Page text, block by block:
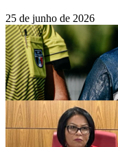
25 de junho de 2026